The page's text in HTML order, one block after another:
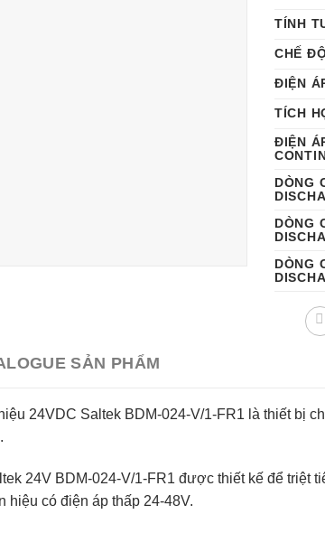
TÍNH
CHẾ
ĐIỆN
TÍCH
ĐIỆN
DÒNG
DÒNG
DÒNG
SẢN PHẨM
24VDC Saltek BDM-024-V/1-FR1 là thiết bị
24V BDM-024-V/1-FR1 được thiết kế để triệt
hiệu có điện áp thấp 24-48V.